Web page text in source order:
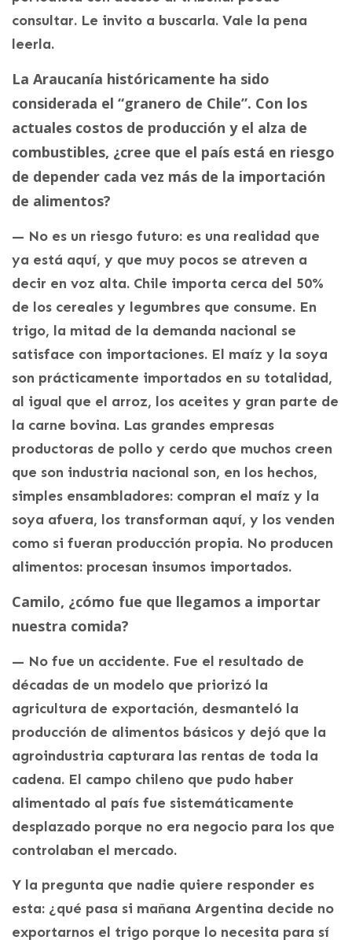
consultar. Le invito a buscarla. Vale la pena
leerla.
La Araucanía históricamente ha sido
considerada el “granero de Chile”. Con los
actuales costos de producción y el alza de
combustibles, ¿cree que el país está en riesgo
de depender cada vez más de la importación
de alimentos?
— No es un riesgo futuro: es una realidad que
ya está aquí, y que muy pocos se atreven a
decir en voz alta. Chile importa cerca del 50%
de los cereales y legumbres que consume. En
trigo, la mitad de la demanda nacional se
satisface con importaciones. El maíz y la soya
son prácticamente importados en su totalidad,
al igual que el arroz, los aceites y gran parte de
la carne bovina. Las grandes empresas
productoras de pollo y cerdo que muchos creen
que son industria nacional son, en los hechos,
simples ensambladores: compran el maíz y la
soya afuera, los transforman aquí, y los venden
como si fueran producción propia. No producen
alimentos: procesan insumos importados.
Camilo, ¿cómo fue que llegamos a importar
nuestra comida?
— No fue un accidente. Fue el resultado de
décadas de un modelo que priorizó la
agricultura de exportación, desmanteló la
producción de alimentos básicos y dejó que la
agroindustria capturara las rentas de toda la
cadena. El campo chileno que pudo haber
alimentado al país fue sistemáticamente
desplazado porque no era negocio para los que
controlaban el mercado.
Y la pregunta que nadie quiere responder es
esta: ¿qué pasa si mañana Argentina decide no
exportarnos el trigo porque lo necesita para sí